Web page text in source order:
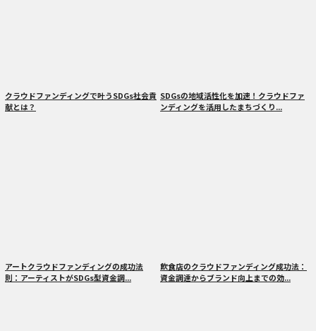
クラウドファンディングで叶うSDGs社会貢
献とは？
SDGsの地域活性化を加速！クラウドファ
ンディングを活用したまちづくり...
アートクラウドファンディングの成功法
則：アーティストがSDGs型資金調...
飲食店のクラウドファンディング成功法：
資金調達からブランド向上までの効...